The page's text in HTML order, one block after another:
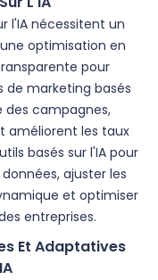
l'IA nécessitent un
optimisation en
pour
de marketing basés
des campagnes,
améliorent les taux
basés sur l'IA pour
ajuster les
et optimiser
entreprises.
Et Adaptatives